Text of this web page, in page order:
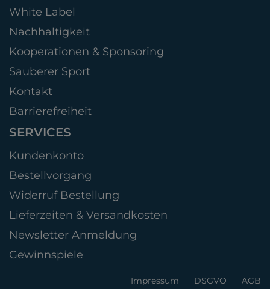
White Label
Nachhaltigkeit
Kooperationen & Sponsoring
Sauberer Sport
Kontakt
Barrierefreiheit
SERVICES
Kundenkonto
Bestellvorgang
Widerruf Bestellung
Lieferzeiten & Versandkosten
Newsletter Anmeldung
Gewinnspiele
Impressum DSGVO AGB